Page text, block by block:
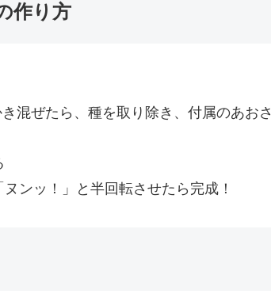
作り方
混ぜたら、種を取り除き、付属のあおさ
ンッ！」と半回転させたら完成！